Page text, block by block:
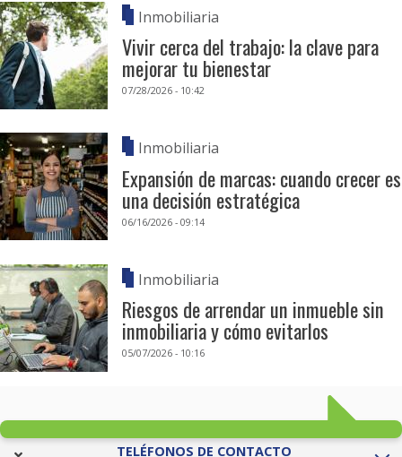
Inmobiliaria
Vivir cerca del trabajo: la clave para
mejorar tu bienestar
07/28/2026 - 10:42
Inmobiliaria
Expansión de marcas: cuando crecer es
una decisión estratégica
06/16/2026 - 09:14
Inmobiliaria
Riesgos de arrendar un inmueble sin
inmobiliaria y cómo evitarlos
05/07/2026 - 10:16
TELÉFONOS DE CONTACTO